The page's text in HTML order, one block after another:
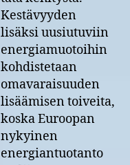
Kestävyyden
lisäksi uusiutuviin
energiamuotoihin
kohdistetaan
omavaraisuuden
lisäämisen toiveita,
koska Euroopan
nykyinen
energiantuotanto